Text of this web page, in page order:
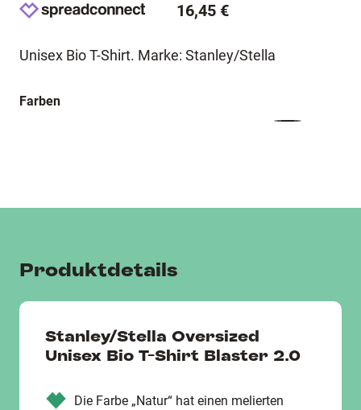
16,45 €
Unisex Bio T-Shirt. Marke: Stanley/Stella
Farben
Produktdetails
Stanley/Stella Oversized
Unisex Bio T-Shirt Blaster 2.0
Die Farbe „Natur“ hat einen melierten